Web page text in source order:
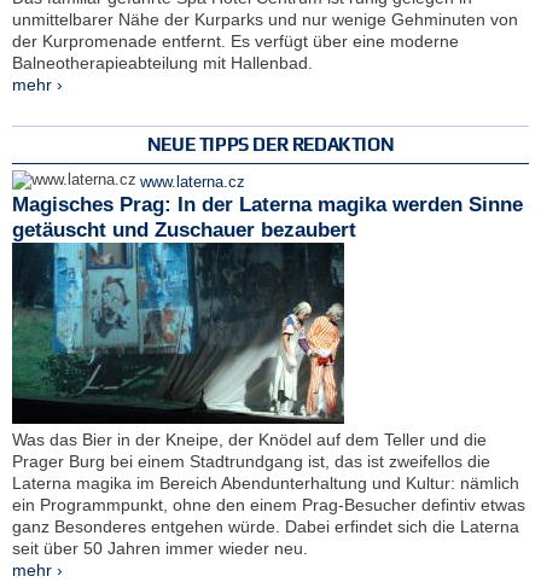
unmittelbarer Nähe der Kurparks und nur wenige Gehminuten von
der Kurpromenade entfernt. Es verfügt über eine moderne
Balneotherapieabteilung mit Hallenbad.
mehr ›
NEUE TIPPS DER REDAKTION
www.laterna.cz
Magisches Prag: In der Laterna magika werden Sinne
getäuscht und Zuschauer bezaubert
Was das Bier in der Kneipe, der Knödel auf dem Teller und die
Prager Burg bei einem Stadtrundgang ist, das ist zweifellos die
Laterna magika im Bereich Abendunterhaltung und Kultur: nämlich
ein Programmpunkt, ohne den einem Prag-Besucher defintiv etwas
ganz Besonderes entgehen würde. Dabei erfindet sich die Laterna
seit über 50 Jahren immer wieder neu.
mehr ›